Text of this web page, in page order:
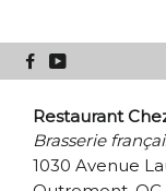
Restaurant
Brasserie
1030 Avenue